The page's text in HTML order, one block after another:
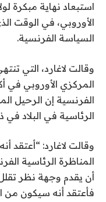
استبعاد نهاية مبكرة
الأوروبي، في الوقت
السياسة الفرنسية.
وقالت لاغارد، التي
الفرنسية إن الرحيل
الرئاسية في البلاد في
وقالت لاغارد:
المناظرة الرئاسية
أن يقدم وجهة نظر
فأعتقد أنه سيكون من